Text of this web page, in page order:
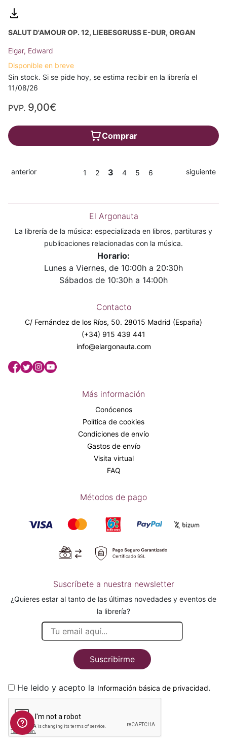
SALUT D'AMOUR OP. 12, LIEBESGRUSS E-DUR, ORGAN
Elgar, Edward
Disponible en breve
Sin stock. Si se pide hoy, se estima recibir en la librería el
11/08/26
PVP. 9,00€
Comprar
anterior 1 2 3 4 5 6 siguiente
El Argonauta
La librería de la música: especializada en libros, partituras y
publicaciones relacionadas con la música.
Horario:
Lunes a Viernes, de 10:00h a 20:30h
Sábados de 10:30h a 14:00h
Contacto
C/ Fernández de los Ríos, 50. 28015 Madrid (España)
(+34) 915 439 441
info@elargonauta.com
Más información
Conócenos
Política de cookies
Condiciones de envío
Gastos de envío
Visita virtual
FAQ
Métodos de pago
Suscríbete a nuestra newsletter
¿Quieres estar al tanto de las últimas novedades y eventos de
la librería?
Suscribirme
He leido y acepto la Información básica de privacidad.